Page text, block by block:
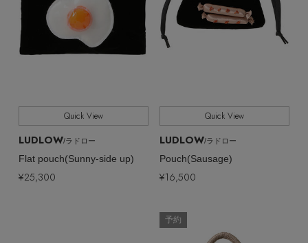
Stay inthe Loop
ELLE SHOP 公式アプリ
Quick View
LUDLOW/ラドロー
Flat pouch(Sunny-side up)
¥25,300
Quick View
LUDLOW/ラドロー
Pouch(Sausage)
¥16,500
予約